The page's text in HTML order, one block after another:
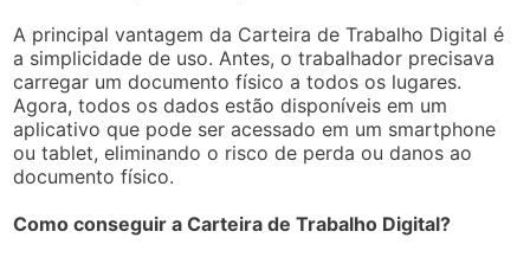
A principal vantagem da Carteira de Trabalho Digital é
a simplicidade de uso. Antes, o trabalhador precisava
carregar um documento físico a todos os lugares.
Agora, todos os dados estão disponíveis em um
aplicativo que pode ser acessado em um smartphone
ou tablet, eliminando o risco de perda ou danos ao
documento físico.
Como conseguir a Carteira de Trabalho Digital?